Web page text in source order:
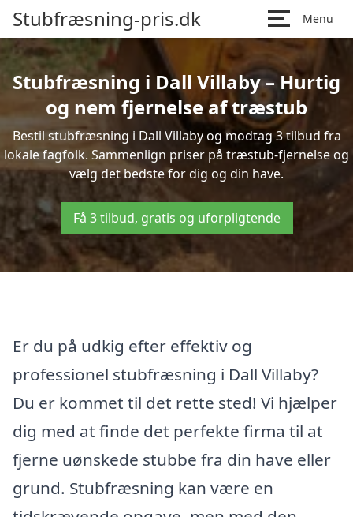
Stubfræsning-pris.dk Menu
Stubfræsning i Dall Villaby – Hurtig
og nem fjernelse af træstub
Bestil stubfræsning i Dall Villaby og modtag 3 tilbud fra
lokale fagfolk. Sammenlign priser på træstub-fjernelse og
vælg det bedste for dig og din have.
Få 3 tilbud, gratis og uforpligtende
Er du på udkig efter effektiv og
professionel stubfræsning i Dall Villaby?
Du er kommet til det rette sted! Vi hjælper
dig med at finde det perfekte firma til at
fjerne uønskede stubbe fra din have eller
grund. Stubfræsning kan være en